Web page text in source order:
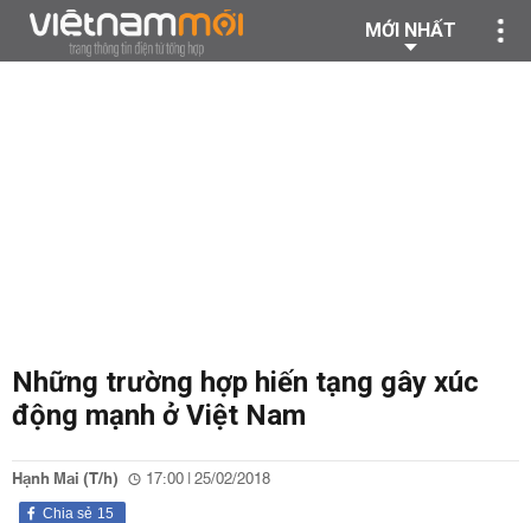
MỚI NHẤT
Những trường hợp hiến tạng gây xúc
động mạnh ở Việt Nam
Hạnh Mai (T/h) 17:00 | 25/02/2018
15
Chia sẻ